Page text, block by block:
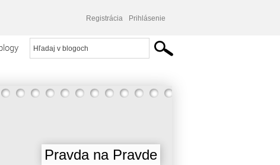
Registrácia Prihlásenie
Pravda na Pravde